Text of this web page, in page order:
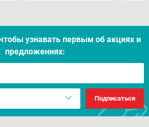
узнавать первым об акцияx и
предложениях:
Подписаться